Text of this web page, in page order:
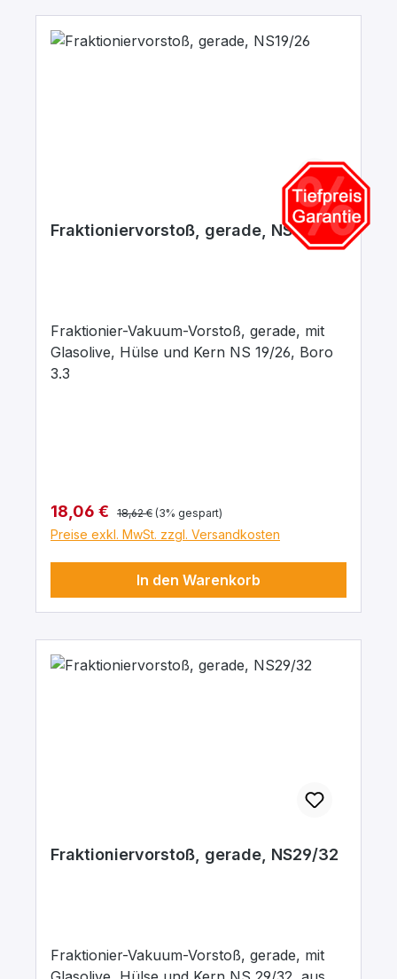
Fraktioniervorstoß, gerade, NS19/26
Fraktionier-Vakuum-Vorstoß, gerade, mit
Glasolive, Hülse und Kern NS 19/26, Boro
3.3
Verkaufspreis:
18,06 € Regulärer Preis:
18,62 € (3% gespart)
Preise exkl. MwSt. zzgl. Versandkosten
In den Warenkorb
Fraktioniervorstoß, gerade, NS29/32
Fraktionier-Vakuum-Vorstoß, gerade, mit